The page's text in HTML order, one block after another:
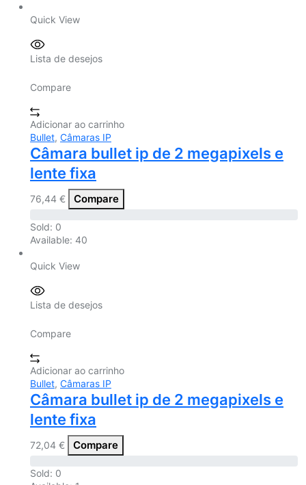
Quick View
Lista de desejos
Compare
Adicionar ao carrinho
Bullet, Câmaras IP
Câmara bullet ip de 2 megapixels e
lente fixa
76,44 € Compare
Sold: 0
Available: 40
Quick View
Lista de desejos
Compare
Adicionar ao carrinho
Bullet, Câmaras IP
Câmara bullet ip de 2 megapixels e
lente fixa
72,04 € Compare
Sold: 0